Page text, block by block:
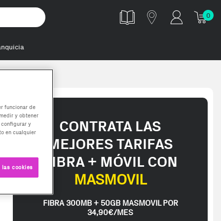
0
CONTRATA LAS
MEJORES TARIFAS
FIBRA + MÓVIL CON
MASMOVIL
FIBRA 300MB + 50GB MASMOVIL POR
34,90€/MES
funcionar de
y obtener
y
en cualquier
cookies